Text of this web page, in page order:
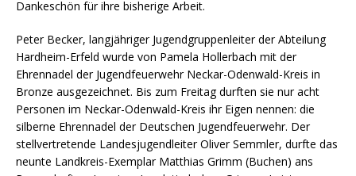
Dankeschön für ihre bisherige Arbeit.
Peter Becker, langjähriger Jugendgruppenleiter der Abteilung
Hardheim-Erfeld wurde von Pamela Hollerbach mit der
Ehrennadel der Jugendfeuerwehr Neckar-Odenwald-Kreis in
Bronze ausgezeichnet. Bis zum Freitag durften sie nur acht
Personen im Neckar-Odenwald-Kreis ihr Eigen nennen: die
silberne Ehrennadel der Deutschen Jugendfeuerwehr. Der
stellvertretende Landesjugendleiter Oliver Semmler, durfte das
neunte Landkreis-Exemplar Matthias Grimm (Buchen) ans